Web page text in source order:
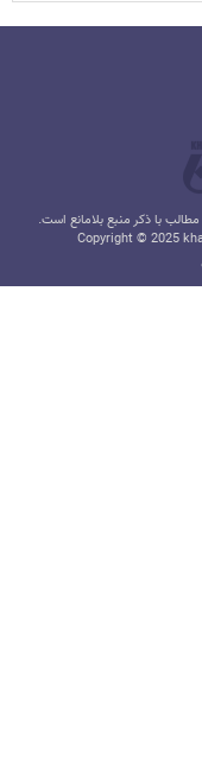
با ذکر منبع بلامانع است.
Copyright © 2025